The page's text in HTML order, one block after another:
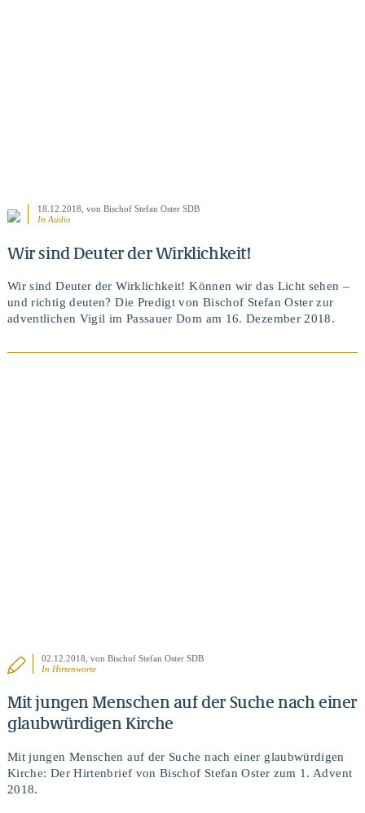
18.12.2018 , von Bischof Stefan Oster SDB
In Audio
Wir sind Deuter der Wirklichkeit!
Wir sind Deuter der Wirklichkeit! Können wir das Licht sehen –
und richtig deuten? Die Predigt von Bischof Stefan Oster zur
adventlichen Vigil im Passauer Dom am 16. Dezember 2018.
02.12.2018 , von Bischof Stefan Oster SDB
In Hirtenworte
Mit jungen Menschen auf der Suche nach einer
glaubwürdigen Kirche
Mit jungen Menschen auf der Suche nach einer glaubwürdigen
Kirche: Der Hirtenbrief von Bischof Stefan Oster zum 1. Advent
2018.